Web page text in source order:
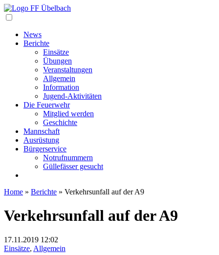
News
Berichte
Einsätze
Übungen
Veranstaltungen
Allgemein
Information
Jugend-Aktivitäten
Die Feuerwehr
Mitglied werden
Geschichte
Mannschaft
Ausrüstung
Bürgerservice
Notrufnummern
Güllefässer gesucht
Home » Berichte » Verkehrsunfall auf der A9
Verkehrsunfall auf der A9
17.11.2019 12:02
Einsätze, Allgemein